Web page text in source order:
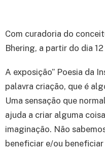
Com curadoria do
Bhering, a partir do dia
A exposição” Poesia da
palavra criação, que é
Uma sensação que
ajuda a criar alguma
imaginação. Não
beneficiar e/ou